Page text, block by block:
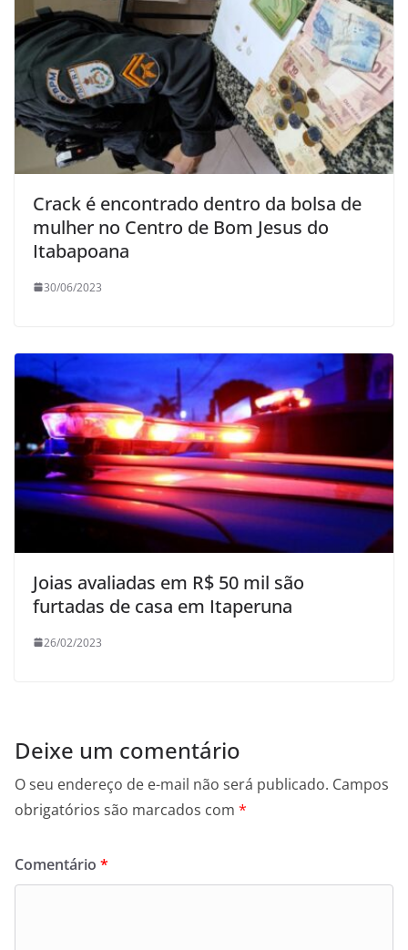
Crack é encontrado dentro da bolsa de
mulher no Centro de Bom Jesus do
Itabapoana
30/06/2023
Joias avaliadas em R$ 50 mil são
furtadas de casa em Itaperuna
26/02/2023
Deixe um comentário
O seu endereço de e-mail não será publicado. Campos
obrigatórios são marcados com *
Comentário *